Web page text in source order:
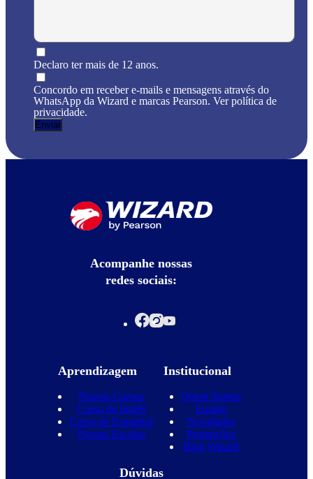
Declaro ter mais de 12 anos.
Concordo em receber e-mails e mensagens através do
WhatsApp da Wizard e marcas Pearson. Ver política de
privacidade.
Acompanhe nossas
redes sociais:
Aprendizagem
Nossos Cursos
Curso de Inglês
Curso de Espanhol
Nossas Escolas
Institucional
Quem Somos
Equipe
Novidades
Promoções
Blog Wizard
Dúvidas